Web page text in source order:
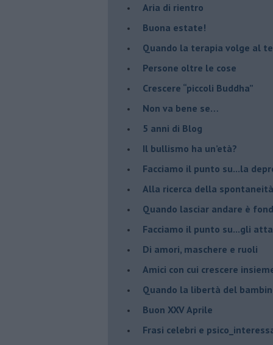
Aria di rientro
Buona estate!
​Quando la terapia volge al
​Persone oltre le cose
​Crescere “piccoli Buddha”
Non va bene se…
​5 anni di Blog
​Il bullismo ha un’età?
Facciamo il punto su...la
​Alla ricerca della spontaneità
​Quando lasciar andare è
Facciamo il punto su...gli
Di amori, maschere e ruoli
​Amici con cui crescere
​Quando la libertà del
Buon XXV Aprile
​Frasi celebri e